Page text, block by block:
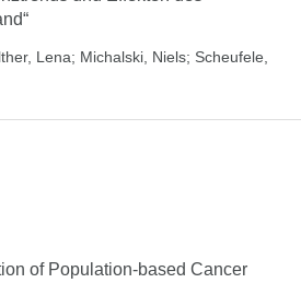
Lena; Michalski, Niels; Scheufele,
of Population-based Cancer